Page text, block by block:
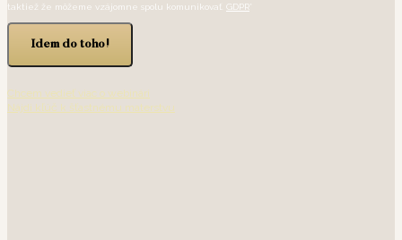
taktiež že môžeme vzájomne spolu komunikovať. GDPR*
Idem do toho!
Chcem vedieť viac o webinári
Nájdi kľúč k šťastnému materstvu